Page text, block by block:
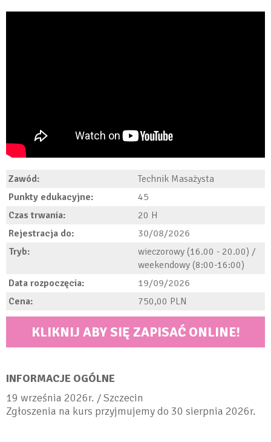
Zawód:
Technik Masażysta
Punkty edukacyjne:
45
Czas trwania:
20
Rejestracja do:
30/08/2026
Tryb:
wieczorowy (16.00 - 20.00) /
weekendowy (8:00-16:00)
Data rozpoczęcia:
19/09/2026
Cena:
750,00
KLIKNIJ ABY SIĘ ZAPISAĆ ONLINE!
INFORMACJE OGÓLNE
19 września 2026r. / Szczecin
​Zgłoszenia na kurs przyjmujemy do 30 sierpnia 2026r.​